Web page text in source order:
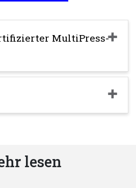
MultiPress-
lesen